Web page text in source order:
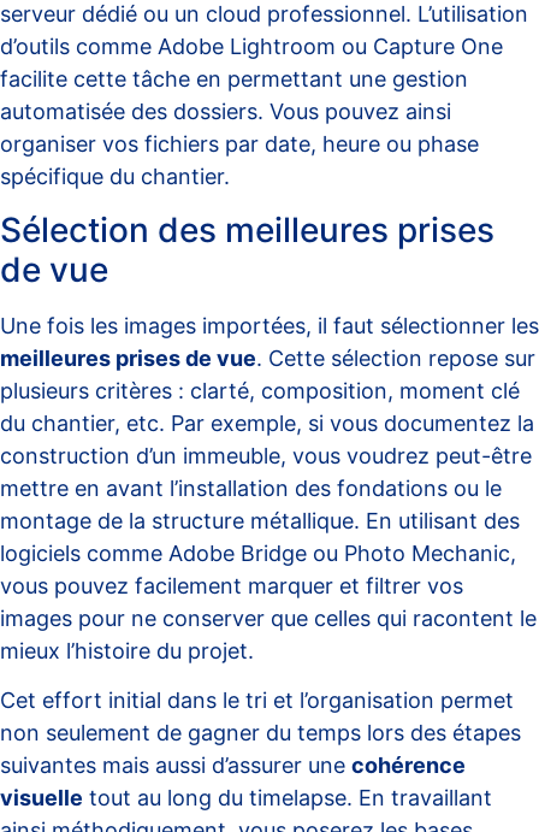
serveur dédié ou un cloud professionnel. L’utilisation
d’outils comme Adobe Lightroom ou Capture One
facilite cette tâche en permettant une gestion
automatisée des dossiers. Vous pouvez ainsi
organiser vos fichiers par date, heure ou phase
spécifique du chantier.
Sélection des meilleures prises
de vue
Une fois les images importées, il faut sélectionner les
meilleures prises de vue. Cette sélection repose sur
plusieurs critères : clarté, composition, moment clé
du chantier, etc. Par exemple, si vous documentez la
construction d’un immeuble, vous voudrez peut-être
mettre en avant l’installation des fondations ou le
montage de la structure métallique. En utilisant des
logiciels comme Adobe Bridge ou Photo Mechanic,
vous pouvez facilement marquer et filtrer vos
images pour ne conserver que celles qui racontent le
mieux l’histoire du projet.
Cet effort initial dans le tri et l’organisation permet
non seulement de gagner du temps lors des étapes
suivantes mais aussi d’assurer une cohérence
visuelle tout au long du timelapse. En travaillant